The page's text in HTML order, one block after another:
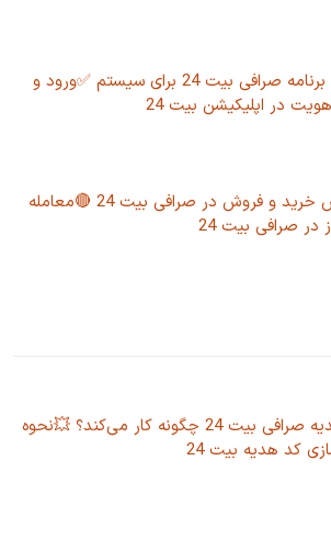
نصب برنامه صرافی بیت 24 برای سیستم ✅ورود و
هویت در اپلیکیشن بیت 24
آموزش خرید و فروش در صرافی بیت 24 🔴معامله
در صرافی بیت 24
کد هدیه صرافی بیت 24 چگونه کار می‌کند؟ 💥نحوه
کد هدیه بیت 24